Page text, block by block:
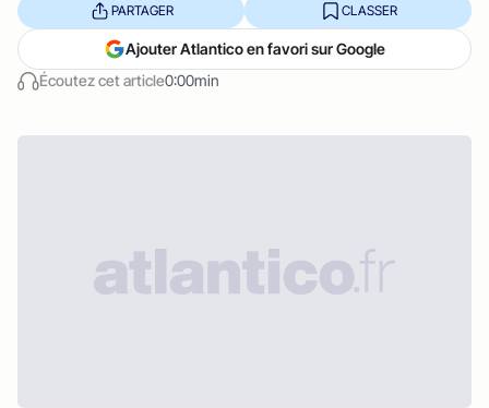
Écoutez cet article0:00min
PARTAGER CLASSER
Ajouter Atlantico en favori sur Google